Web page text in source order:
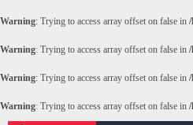
Warning: Trying to access array offset on false in
Warning: Trying to access array offset on false in
Warning: Trying to access array offset on false in
Warning: Trying to access array offset on false in